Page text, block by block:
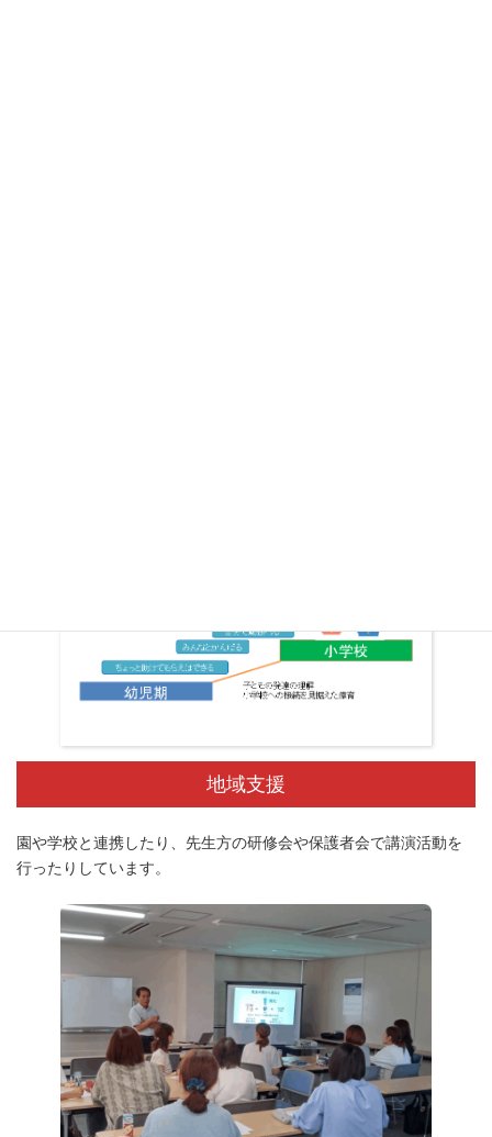
地域支援
園や学校と連携したり、先生方の研修会や保護者会で講演活動を
行ったりしています。